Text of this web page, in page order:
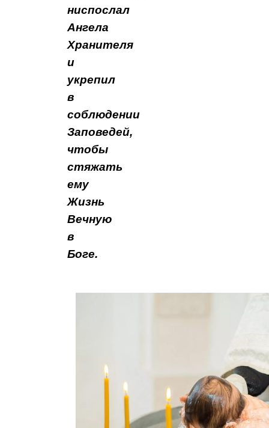
ниспослал
Ангела
Хранителя
и
укрепил
в
соблюдении
Заповедей,
чтобы
стяжать
ему
Жизнь
Вечную
в
Боге.